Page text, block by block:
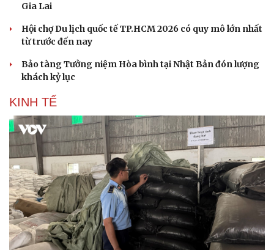
Văn hóa
Sân khấu - Điện ảnh
Văn học
Âm nhạc
Di sản
Nghệ sĩ
Thời trang
Sao Việt
Gia Lai
Hội chợ Du lịch quốc tế TP.HCM 2026 có quy mô lớn nhất
từ trước đến nay
Bảo tàng Tưởng niệm Hòa bình tại Nhật Bản đón lượng
khách kỷ lục
KINH TẾ